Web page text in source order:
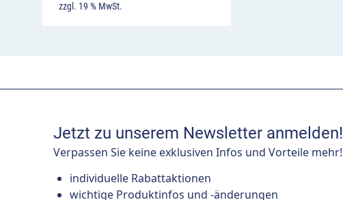
zzgl. 19 % MwSt.
Jetzt zu unserem Newsletter anmelden!
Verpassen Sie keine exklusiven Infos und Vorteile mehr!
individuelle Rabattaktionen
wichtige Produktinfos und -änderungen